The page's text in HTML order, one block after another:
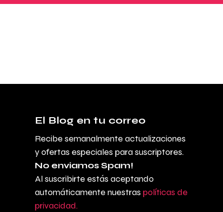
El Blog en tu correo
Recibe semanalmente actualizaciones
y ofertas especiales para suscriptores.
No enviamos Spam!
Al suscribirte estás aceptando
automáticamente nuestras políticas de
privacidad.